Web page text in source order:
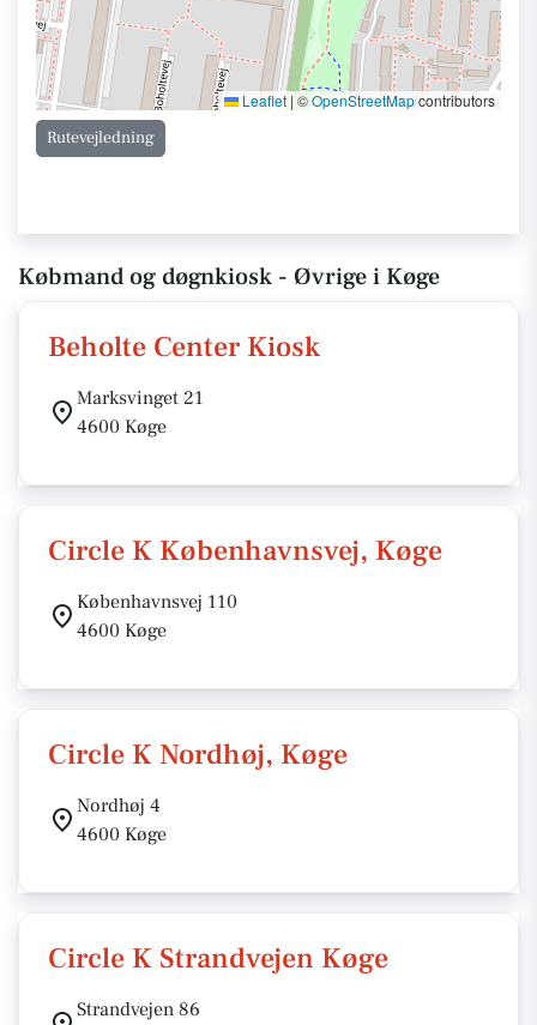
Leaflet | ©OpenStreetMapcontributors
Rutevejledning
Købmand og døgnkiosk - Øvrige i Køge
Beholte Center Kiosk
Marksvinget 21
4600 Køge
Circle K Københavnsvej, Køge
Københavnsvej 110
4600 Køge
Circle K Nordhøj, Køge
Nordhøj 4
4600 Køge
Circle K Strandvejen Køge
Strandvejen 86